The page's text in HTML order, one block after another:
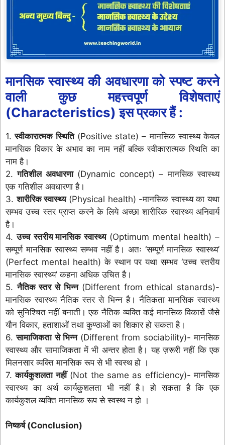
मानसिक स्वास्थ्य की अवधारणा को स्पष्ट करने
वाली कुछ महत्त्वपूर्ण विशेषताएं
(Characteristics) इस प्रकार हैं :
1.स्वीकारात्मक स्थिति(Positive state) – मानसिक स्वास्थ्य केवल
मानसिक विकार के अभाव का नाम नहीं बल्कि स्वीकारात्मक स्थिति का
नाम है।
2.गतिशील अवधारणा(Dynamic concept) – मानसिक स्वास्थ्य
एक गतिशील अवधारणा है।
3.शारीरिक स्वास्थ्य(Physical health) -मानसिक स्वास्थ्य का यथा
सम्भव उच्च स्तर प्राप्त करने के लिये अच्छा शारीरिक स्वास्थ्य अनिवार्य
है।
4.उच्च स्तरीय मानसिक स्वास्थ्य(Optimum mental health) –
सम्पूर्ण मानसिक स्वास्थ्य सम्भव नहीं है। अतः ‘सम्पूर्ण मानसिक स्वास्थ्य’
(Perfect mental health) के स्थान पर यथा सम्भव ‘उच्च स्तरीय
मानसिक स्वास्थ्य’ कहना अधिक उचित है।
5.नैतिक स्तर से भिन्न(Different from ethical stanards)-
मानसिक स्वास्थ्य नैतिक स्तर से भिन्न है। नैतिकता मानसिक स्वास्थ्य
को सुनिश्चित नहीं बनाती। एक नैतिक व्यक्ति कई मानसिक विकारों जैसे
यौन विकार, हताशाओं तथा कुण्ठाओं का शिकार हो सकता है।
6.सामाजिकता से भिन्न(Different from sociability)- मानसिक
स्वास्थ्य और सामाजिकता में भी अन्तर होता है। यह ज़रूरी नहीं कि एक
मिलनसार व्यक्ति मानसिक रूप से भी स्वस्थ हो ।
7.कार्यकुशलता नहीं(Not the same as efficiency)- मानसिक
स्वास्थ्य का अर्थ कार्यकुशलता भी नहीं है। हो सकता है कि एक
कार्यकुशल व्यक्ति मानसिक रूप से स्वस्थ न हो ।
निष्कर्ष (Conclusion)